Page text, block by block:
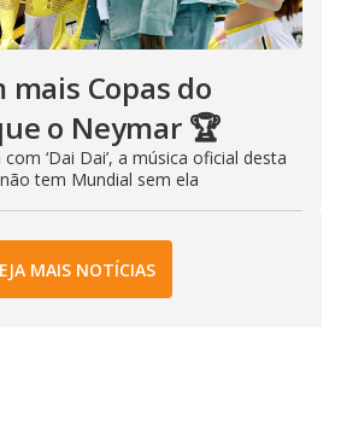
Copas do
o Neymar 🏆
‘Dai Dai’, a música oficial desta
tem Mundial sem ela
MAIS NOTÍCIAS